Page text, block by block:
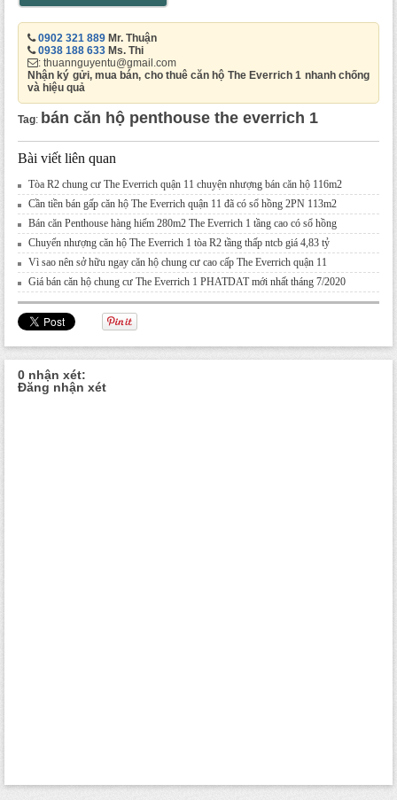
0902 321 889 Mr. Thuận
0938 188 633 Ms. Thi
: thuannguyentu@gmail.com
Nhận ký gửi, mua bán, cho thuê căn hộ The Everrich 1 nhanh chống
và hiệu quả
Tag: bán căn hộ penthouse the everrich 1
Bài viết liên quan
Tòa R2 chung cư The Everrich quận 11 chuyện nhượng bán căn hộ 116m2
Cần tiền bán gấp căn hộ The Everrich quận 11 đã có sổ hồng 2PN 113m2
Bán căn Penthouse hàng hiếm 280m2 The Everrich 1 tầng cao có sổ hồng
Chuyển nhượng căn hộ The Everrich 1 tòa R2 tầng thấp ntcb giá 4,83 tỷ
Vì sao nên sở hữu ngay căn hộ chung cư cao cấp The Everrich quận 11
Giá bán căn hộ chung cư The Everrich 1 PHATDAT mới nhất tháng 7/2020
0 nhận xét:
Đăng nhận xét